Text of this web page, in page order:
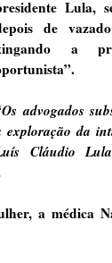
Lula,
de
a
advogados
exploração da
Cláudio
a médica